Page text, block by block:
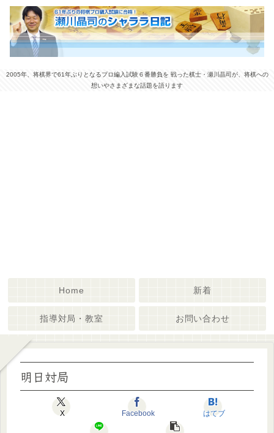
2005年、将棋界で61年ぶりとなるプロ編入試験６番勝負を 戦った棋士・瀬川晶司が、将棋への
想いやさまざまな話題を語ります
Home 新着
指導対局・教室 お問い合わせ
明日対局
X Facebook はてブ